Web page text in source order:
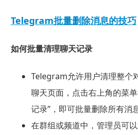
Telegram批量删除消息的技巧
如何批量清理聊天记录
Telegram允许用户清理整个
聊天页面，点击右上角的菜
记录”，即可批量删除所有消息
在群组或频道中，管理员可